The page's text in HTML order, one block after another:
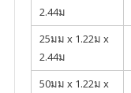
2.44ม
25มม x 1.22ม x
2.44ม
50มม x 1.22ม x